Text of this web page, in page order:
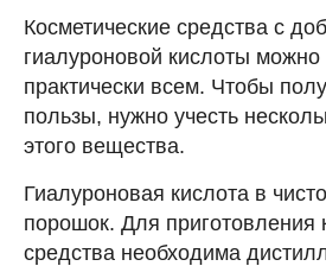
Косметические средства с
гиалуроновой кислоты можно
практически всем. Чтобы
пользы, нужно учесть
этого вещества.
Гиалуроновая кислота в
порошок. Для приготовления
средства необходима